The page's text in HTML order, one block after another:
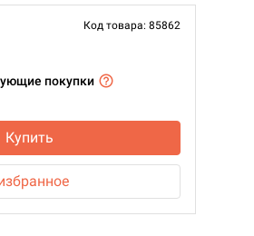
Код товара: 85862
покупки
Купить